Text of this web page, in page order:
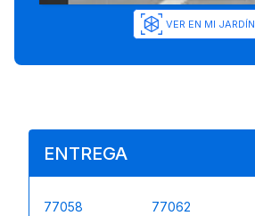
VER EN MI JARDÍN
ENTREGA
77058 77062